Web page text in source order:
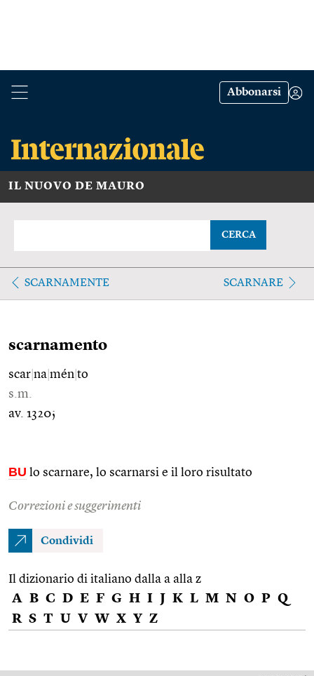
Abbonarsi
IL NUOVO DE MAURO
CERCA
SCARNAMENTE SCARNARE
scarnamento
scar na mén to
s.m.
av. 1320;
BU lo scarnare, lo scarnarsi e il loro risultato
Correzioni e suggerimenti
Condividi
Il dizionario di italiano dalla a alla z
A B C D E F G H I J K L M N O P Q
R S T U V W X Y Z